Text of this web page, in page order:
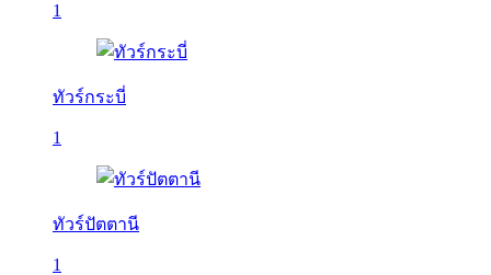
1
ทัวร์กระบี่
1
ทัวร์ปัตตานี
1